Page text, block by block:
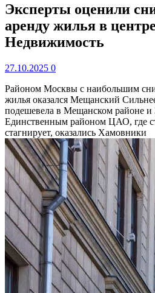
Эксперты оценили
аренду жилья в
Недвижимость
27.10.2025 0
Районом Москвы с наибольшим
жилья оказался Мещанский
подешевела в Мещанском районе и
Единственным районом ЦАО, где
стагнирует, оказались Хамовники